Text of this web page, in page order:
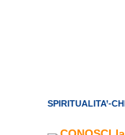
SPIRITUALITA’-